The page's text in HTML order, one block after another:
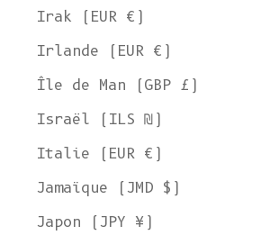
Irak (EUR €)
Irlande (EUR €)
Île de Man (GBP £)
Israël (ILS ₪)
Italie (EUR €)
Jamaïque (JMD $)
Japon (JPY ¥)